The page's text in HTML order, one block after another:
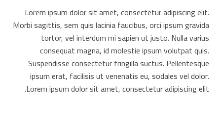
Lorem ipsum dolor sit amet, consectetur adipiscing elit.
Morbi sagittis, sem quis lacinia faucibus, orci ipsum gravida
tortor, vel interdum mi sapien ut justo. Nulla varius
consequat magna, id molestie ipsum volutpat quis.
Suspendisse consectetur fringilla suctus. Pellentesque
ipsum erat, facilisis ut venenatis eu, sodales vel dolor.
Lorem ipsum dolor sit amet, consectetur adipiscing elit.